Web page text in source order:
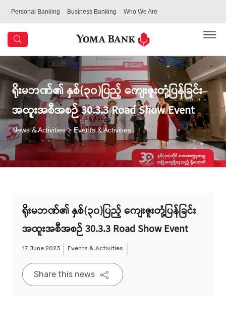
Personal Banking Business Banking Who We Are
ရိုးမဘဏ်၏ နှစ်(၃၀)ပြည့် ကျေးဇူးတုံ့ပြန်ခြင်း
အထူးအစီအစဉ် 30.3.3 Road Show Event
News & Activities> Events & Activities
ရိုးမဘဏ်၏ နှစ်(၃၀)ပြည့် ကျေးဇူးတုံ့ပြန်ခြင်း
အထူးအစီအစဉ် 30.3.3 Road Show Event
17 June 2023 Events & Activities
Share this news